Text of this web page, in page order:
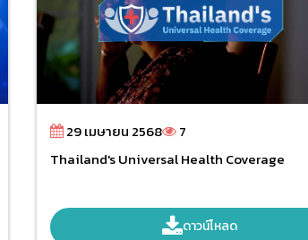
29 เมษายน 2568
7
Thailand's Universal Health Coverage
ดาวน์โหลด